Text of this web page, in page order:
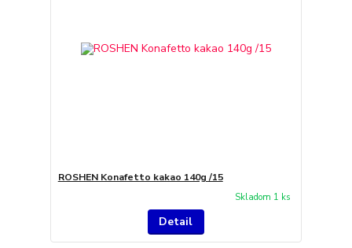
ROSHEN Konafetto kakao 140g /15
Skladom 1 ks
Detail